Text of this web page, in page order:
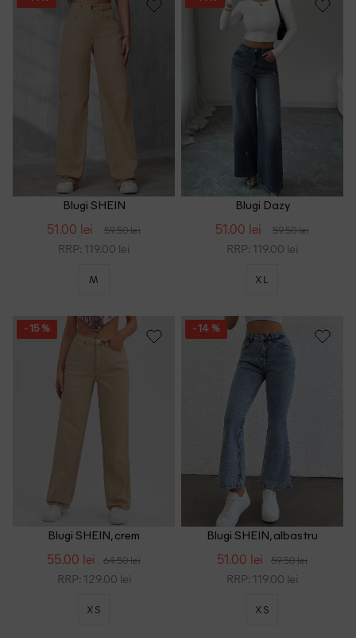
Blugi SHEIN
51.00 lei 59.50 lei
RRP: 119.00 lei
M
Blugi Dazy
51.00 lei 59.50 lei
RRP: 119.00 lei
XL
- 15 %
Blugi SHEIN, crem
55.00 lei 64.50 lei
RRP: 129.00 lei
XS
- 14 %
Blugi SHEIN, albastru
51.00 lei 59.50 lei
RRP: 119.00 lei
XS